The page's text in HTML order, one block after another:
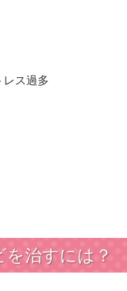
レス過多
を治すには？